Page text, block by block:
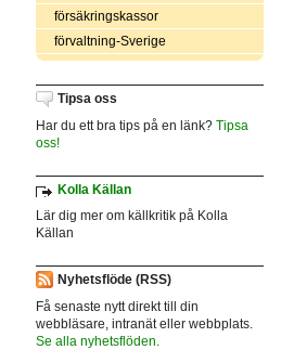
försäkringskassor
förvaltning-Sverige
Tipsa oss
Har du ett bra tips på en länk? Tipsa
oss!
Kolla Källan
Lär dig mer om källkritik på Kolla
Källan
Nyhetsflöde (RSS)
Få senaste nytt direkt till din
webbläsare, intranät eller webbplats.
Se alla nyhetsflöden.